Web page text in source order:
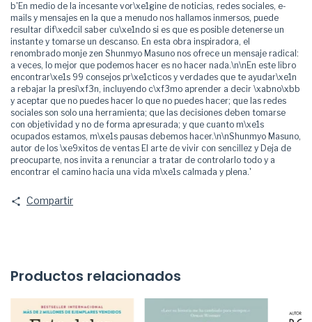
b'En medio de la incesante vor\xe1gine de noticias, redes sociales, e-
mails y mensajes en la que a menudo nos hallamos inmersos, puede
resultar dif\xedcil saber cu\xe1ndo si es que es posible detenerse un
instante y tomarse un descanso. En esta obra inspiradora, el
renombrado monje zen Shunmyo Masuno nos ofrece un mensaje radical:
a veces, lo mejor que podemos hacer es no hacer nada.\n\nEn este libro
encontrar\xe1s 99 consejos pr\xe1cticos y verdades que te ayudar\xe1n
a rebajar la presi\xf3n, incluyendo c\xf3mo aprender a decir \xabno\xbb
y aceptar que no puedes hacer lo que no puedes hacer; que las redes
sociales son solo una herramienta; que las decisiones deben tomarse
con objetividad y no de forma apresurada; y que cuanto m\xe1s
ocupados estamos, m\xe1s pausas debemos hacer.\n\nShunmyo Masuno,
autor de los \xe9xitos de ventas El arte de vivir con sencillez y Deja de
preocuparte, nos invita a renunciar a tratar de controlarlo todo y a
encontrar el camino hacia una vida m\xe1s calmada y plena.'
Compartir
Productos relacionados